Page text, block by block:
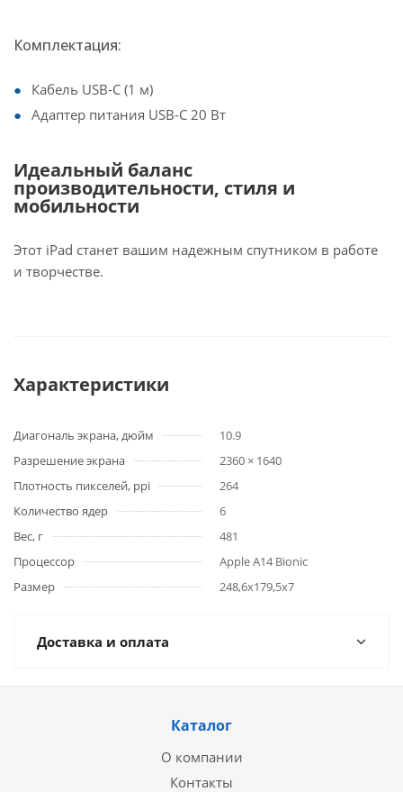
Комплектация:
Кабель USB-C (1 м)
Адаптер питания USB-C 20 Вт
Идеальный баланс
производительности, стиля и
мобильности
Этот iPad станет вашим надежным спутником в работе
и творчестве.
Характеристики
Диагональ экрана, дюйм
10.9
Разрешение экрана
2360 × 1640
Плотность пикселей, ppi
264
Количество ядер
6
Вес, г
481
Процессор
Apple A14 Bionic
Размер
248,6x179,5x7
Доставка и оплата
Каталог
О компании
Контакты